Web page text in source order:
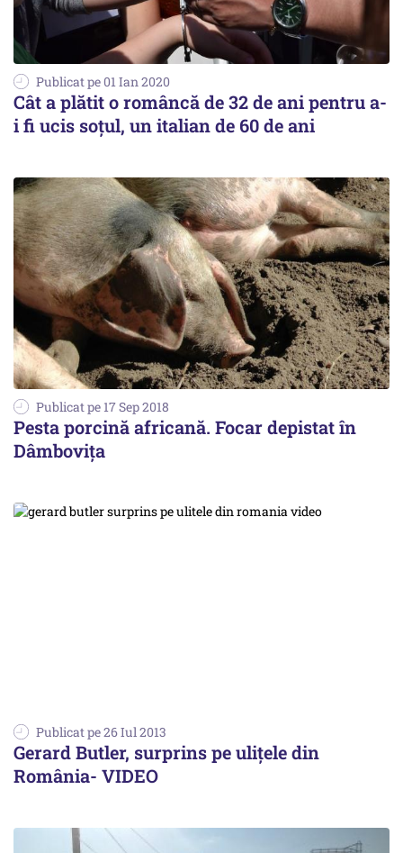
Publicat pe 01 Ian 2020
Cât a plătit o româncă de 32 de ani pentru a-
i fi ucis soțul, un italian de 60 de ani
Publicat pe 17 Sep 2018
Pesta porcină africană. Focar depistat în
Dâmbovița
Publicat pe 26 Iul 2013
Gerard Butler, surprins pe ulițele din
România- VIDEO